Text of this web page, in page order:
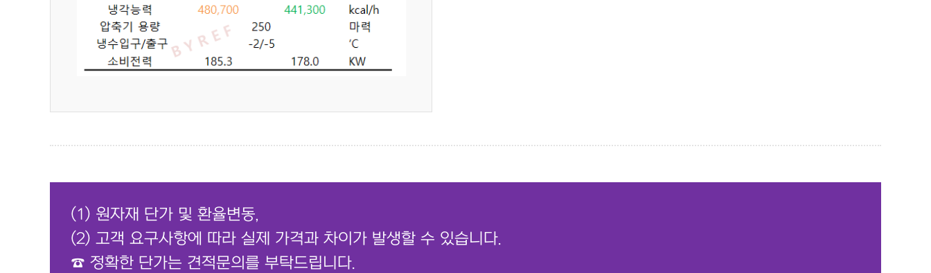
(1) 원자재 단가 및 환율변동,
(2) 고객 요구사항에 따라 실제 가격과 차이가 발생할 수 있습니다.
☎ 정확한 단가는 견적문의를 부탁드립니다.